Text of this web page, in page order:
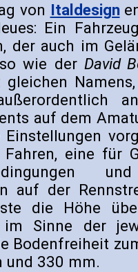
von Italdesign
Ein
der auch im
wie der David
gleichen
auf dem
eine für
auf der
die Höhe
im Sinne der
Bodenfreiheit
und 330 mm.